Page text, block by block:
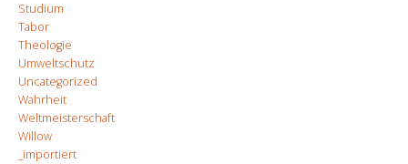
Studium
Tabor
Theologie
Umweltschutz
Uncategorized
Wahrheit
Weltmeisterschaft
Willow
_importiert